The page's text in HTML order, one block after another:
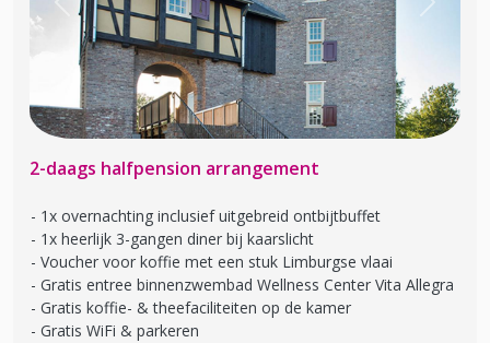
Previous Next
2-daags halfpension arrangement
1x overnachting inclusief uitgebreid ontbijtbuffet
1x heerlijk 3-gangen diner bij kaarslicht
Voucher voor koffie met een stuk Limburgse vlaai
Gratis entree binnenzwembad Wellness Center Vita Allegra
Gratis koffie- & theefaciliteiten op de kamer
Gratis WiFi & parkeren